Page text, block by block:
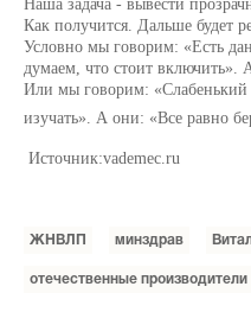
Наша задача - вывести
Как получится. Дальше будет
Условно мы говорим: «Есть
думаем, что стоит включить».
Или мы говорим: «Слабенький
изучать». А они: «Все равно
Источник:vademec.ru
ЖНВЛП минздрав
отечественные производители